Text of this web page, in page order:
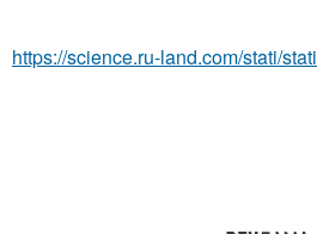
https://science.ru-land.com/stati/stati